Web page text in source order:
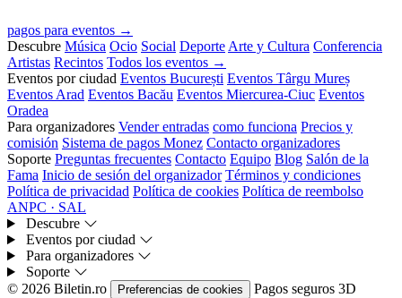
pagos para eventos →
Descubre Música Ocio Social Deporte Arte y Cultura Conferencia
Artistas Recintos Todos los eventos →
Eventos por ciudad Eventos București Eventos Târgu Mureș
Eventos Arad Eventos Bacău Eventos Miercurea-Ciuc Eventos
Oradea
Para organizadores Vender entradas como funciona Precios y
comisión Sistema de pagos Monez Contacto organizadores
Soporte Preguntas frecuentes Contacto Equipo Blog Salón de la
Fama Inicio de sesión del organizador Términos y condiciones
Política de privacidad Política de cookies Política de reembolso
ANPC · SAL
Descubre
Eventos por ciudad
Para organizadores
Soporte
© 2026 Biletin.ro
Preferencias de cookies Pagos seguros 3D